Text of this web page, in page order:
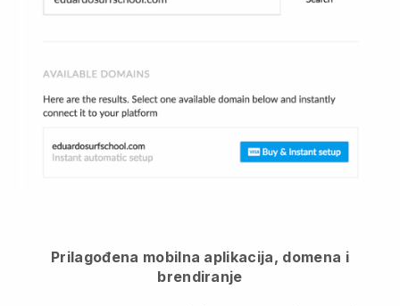
Prilagođena mobilna aplikacija, domena i
brendiranje